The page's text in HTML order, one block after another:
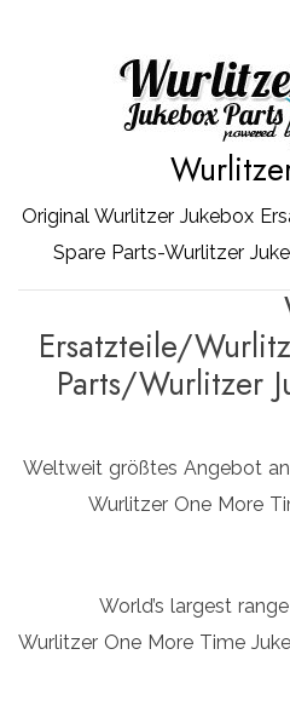
Original Wurlitzer Jukebox
Spare Parts-Wurlitzer
Ersatzteile/
Parts/Wurlitzer
Weltweit größtes Angebot
Wurlitzer One More
World’s largest
Wurlitzer One More Time